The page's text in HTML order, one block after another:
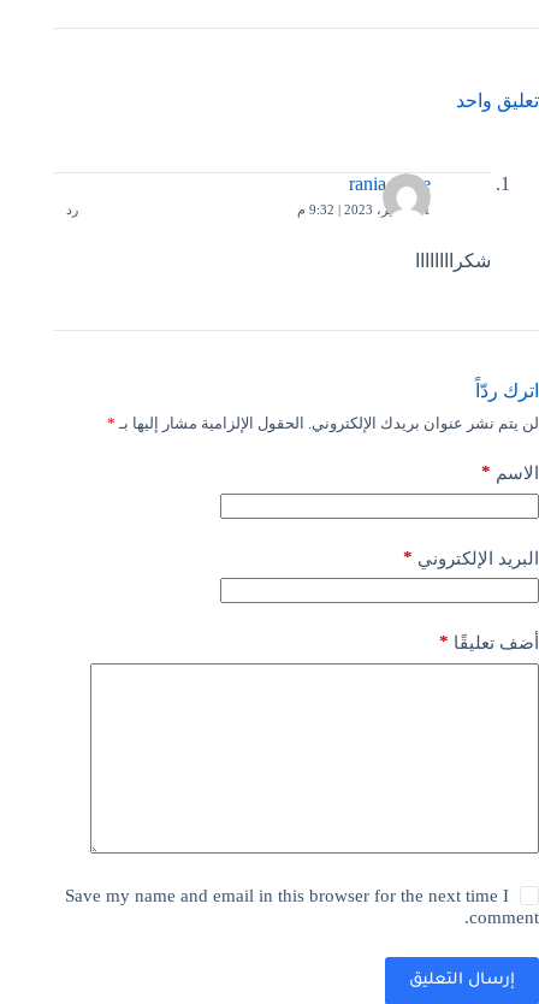
تعليق واحد
rania ziane
11 فبراير، 2023 | 9:32 م رد
شكراااااااا
اترك ردّاً
لن يتم نشر عنوان بريدك الإلكتروني. الحقول الإلزامية مشار إليها بـ *
الاسم *
البريد الإلكتروني *
أضف تعليقًا *
Save my name and email in this browser for the next time I
comment.
إرسال التعليق